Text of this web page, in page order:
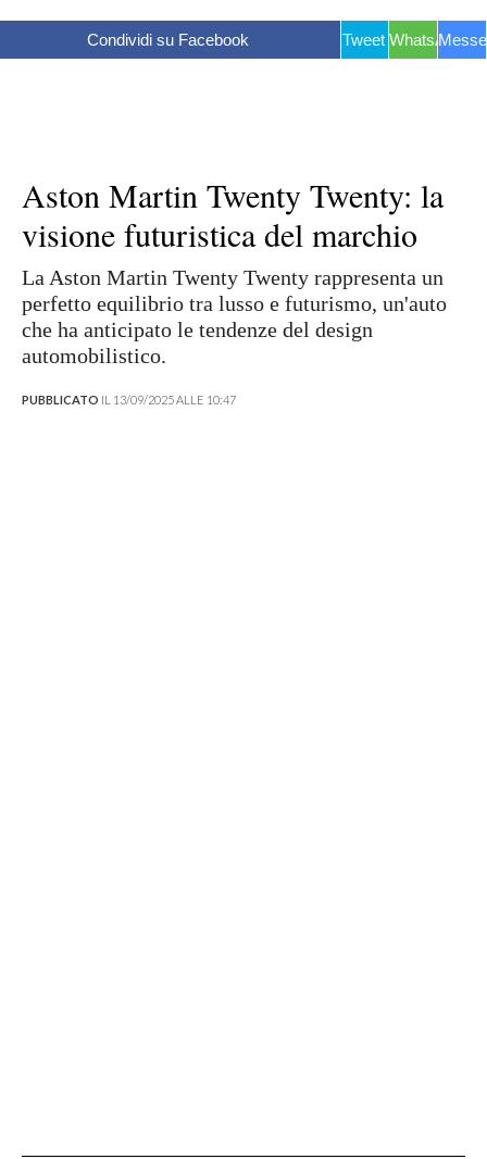
Condividi su Facebook Tweet WhatsApp
Aston Martin Twenty Twenty: la
visione futuristica del marchio
La Aston Martin Twenty Twenty rappresenta un
perfetto equilibrio tra lusso e futurismo, un'auto
che ha anticipato le tendenze del design
automobilistico.
PUBBLICATO IL 13/09/2025 ALLE 10:47